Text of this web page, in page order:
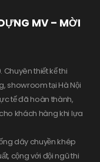
MV – MỜI
thiết kế thi
showroom tại Hà Nội
tế đã hoàn thành,
khách hàng khi lựa
dây chuyền khép
cộng với đội ngũ thi